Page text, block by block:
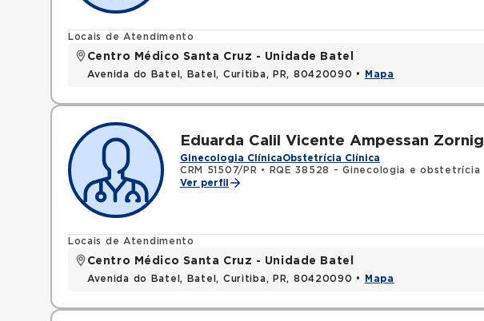
Locais de Atendimento
Centro Médico Santa Cruz - Unidade Batel
Avenida do Batel, Batel, Curitiba, PR, 80420090 • Mapa
Eduarda Calil Vicente Ampessan Zornig
Ginecologia ClínicaObstetrícia Clínica
CRM 51507/PR •
RQE 38528 - Ginecologia e obstetrícia
Ver perfil
Locais de Atendimento
Centro Médico Santa Cruz - Unidade Batel
Avenida do Batel, Batel, Curitiba, PR, 80420090 • Mapa